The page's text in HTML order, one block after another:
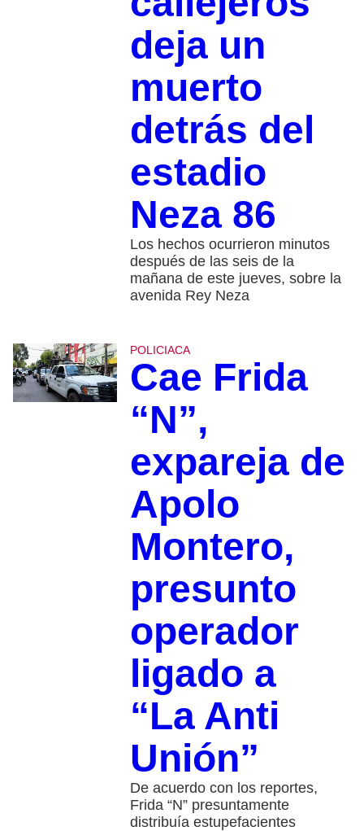
deja un
muerto
detrás del
estadio
Neza 86
Los hechos ocurrieron minutos
después de las seis de la
mañana de este jueves, sobre la
avenida Rey Neza
POLICIACA
Cae Frida
“N”,
expareja de
Apolo
Montero,
presunto
operador
ligado a
“La Anti
Unión”
De acuerdo con los reportes,
Frida “N” presuntamente
distribuía estupefacientes